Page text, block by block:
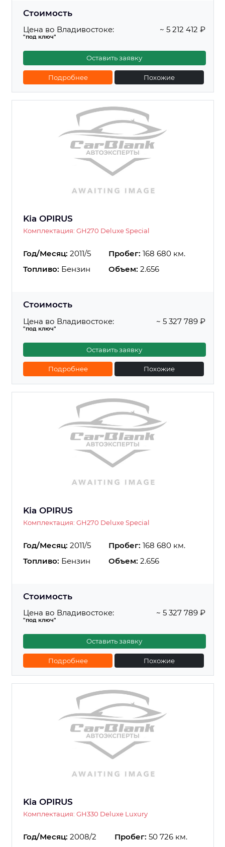
Стоимость
Цена во Владивостоке:
"под ключ"
~ 5 212 412 ₽
Оставить заявку
Подробнее Похожие
Kia OPIRUS
Комплектация: GH270 Deluxe Special
Год/Месяц: 2011/5 Пробег: 168 680 км.
Топливо: Бензин Объем: 2.656
Стоимость
Цена во Владивостоке:
"под ключ"
~ 5 327 789 ₽
Оставить заявку
Подробнее Похожие
Kia OPIRUS
Комплектация: GH270 Deluxe Special
Год/Месяц: 2011/5 Пробег: 168 680 км.
Топливо: Бензин Объем: 2.656
Стоимость
Цена во Владивостоке:
"под ключ"
~ 5 327 789 ₽
Оставить заявку
Подробнее Похожие
Kia OPIRUS
Комплектация: GH330 Deluxe Luxury
Год/Месяц: 2008/2 Пробег: 50 726 км.